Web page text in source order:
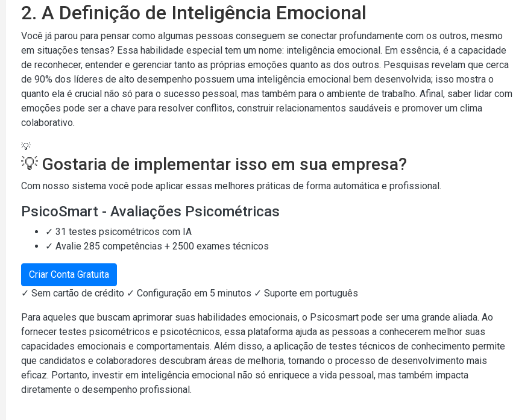
2. A Definição de Inteligência Emocional
Você já parou para pensar como algumas pessoas conseguem se conectar profundamente com os outros, mesmo
em situações tensas? Essa habilidade especial tem um nome: inteligência emocional. Em essência, é a capacidade
de reconhecer, entender e gerenciar tanto as próprias emoções quanto as dos outros. Pesquisas revelam que cerca
de 90% dos líderes de alto desempenho possuem uma inteligência emocional bem desenvolvida; isso mostra o
quanto ela é crucial não só para o sucesso pessoal, mas também para o ambiente de trabalho. Afinal, saber lidar com
emoções pode ser a chave para resolver conflitos, construir relacionamentos saudáveis e promover um clima
colaborativo.
💡
💡 Gostaria de implementar isso em sua empresa?
Com nosso sistema você pode aplicar essas melhores práticas de forma automática e profissional.
PsicoSmart - Avaliações Psicométricas
✓ 31 testes psicométricos com IA
✓ Avalie 285 competências + 2500 exames técnicos
Criar Conta Gratuita
✓ Sem cartão de crédito ✓ Configuração em 5 minutos ✓ Suporte em português
Para aqueles que buscam aprimorar suas habilidades emocionais, o Psicosmart pode ser uma grande aliada. Ao
fornecer testes psicométricos e psicotécnicos, essa plataforma ajuda as pessoas a conhecerem melhor suas
capacidades emocionais e comportamentais. Além disso, a aplicação de testes técnicos de conhecimento permite
que candidatos e colaboradores descubram áreas de melhoria, tornando o processo de desenvolvimento mais
eficaz. Portanto, investir em inteligência emocional não só enriquece a vida pessoal, mas também impacta
diretamente o desempenho profissional.